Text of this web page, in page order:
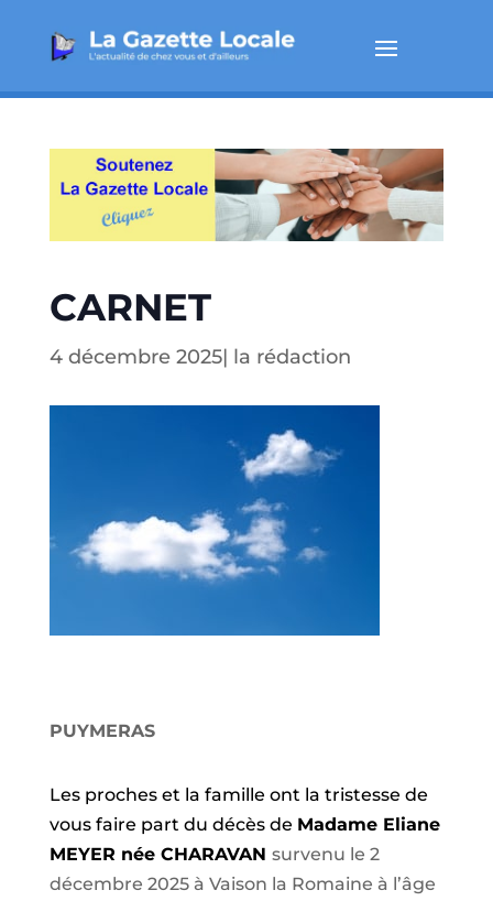
CARNET
4 décembre 2025| la rédaction
PUYMERAS
Les proches et la famille ont la tristesse de
vous faire part du décès de Madame Eliane
MEYER née CHARAVAN survenu le 2
décembre 2025 à Vaison la Romaine à l’âge